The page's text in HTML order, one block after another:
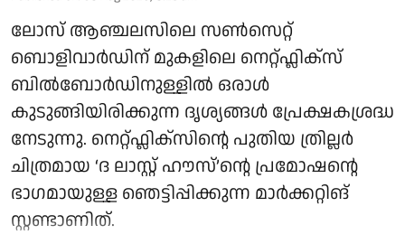
ലോസ് ആഞ്ചലസിലെ സൺസെറ്റ്
ബൊളിവാർഡിന് മുകളിലെ നെറ്റ്ഫ്ലിക്സ്
ബിൽബോർഡിനുള്ളിൽ ഒരാൾ
കുടുങ്ങിയിരിക്കുന്ന ദൃശ്യങ്ങൾ പ്രേക്ഷകശ്രദ്ധ
നേടുന്നു. നെറ്റ്ഫ്ലിക്സിന്റെ പുതിയ ത്രില്ലർ
ചിത്രമായ ‘ദ ലാസ്റ്റ് ഹൗസ്’ന്റെ പ്രമോഷന്റെ
ഭാഗമായുള്ള ഞെട്ടിപ്പിക്കുന്ന മാർക്കറ്റിങ്
സ്റ്റണ്ടാണിത്.